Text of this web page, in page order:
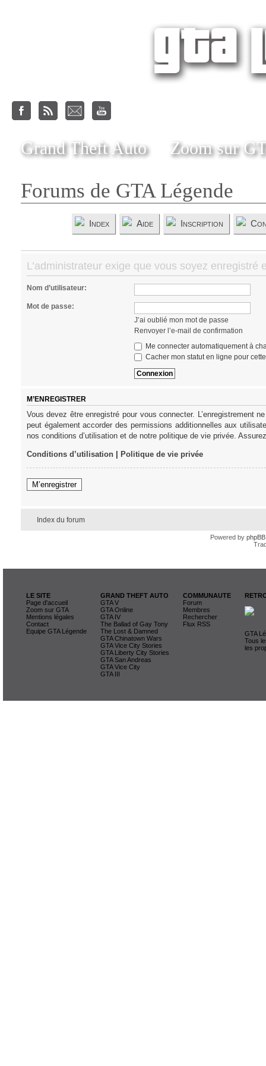
Grand Theft Auto Zoom sur
Forums de GTA Légende
Index Aide Inscription
L’administrateur exige que vous soyez
Nom d’utilisateur:
Mot de passe:
J’ai oublié mon mot de passe
Renvoyer l’e-mail de confirmation
Me connecter automatiquement à
Cacher mon statut en ligne pour
M’ENREGISTRER
Vous devez être enregistré pour vous connecter. L’enregistrement
peut également accorder des permissions additionnelles aux
nos conditions d’utilisation et de notre politique de vie privée.
Conditions d’utilisation| Politique de vie privée
M’enregistrer
Index du forum
Powered by phpBB
LE SITE
Page d'accueil
Zoom sur GTA
Mentions légales
Contact
Equipe GTA Légende
GRAND THEFT AUTO
GTA V
GTA Online
GTA IV
The Ballad of Gay Tony
The Lost & Damned
GTA Chinatown Wars
GTA Vice City Stories
GTA Liberty City Stories
GTA San Andreas
GTA Vice City
GTA III
COMMUNAUTE
Forum
Membres
Rechercher
Flux RSS
GTA
Tous
les